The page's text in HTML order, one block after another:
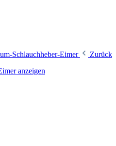
Schlauchheber-Eimer
Zurück
anzeigen